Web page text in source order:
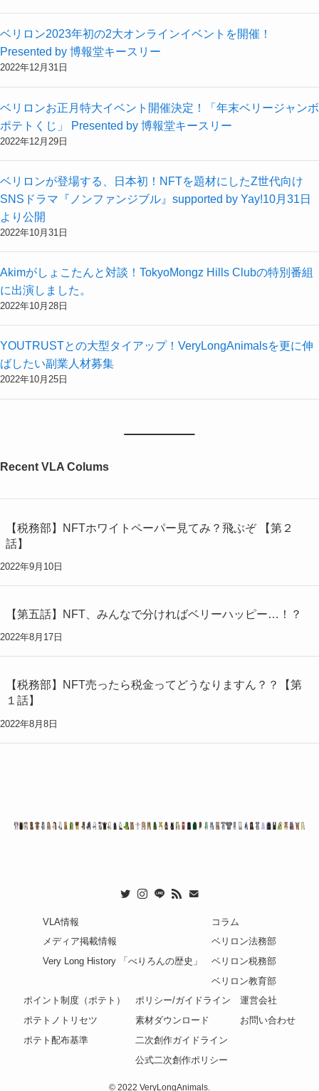
ベリロン2023年初の2大オンラインイベントを開催！
Presented by 博報堂キースリー
2022年12月31日
ベリロンお正月特大イベント開催決定！「年末ベリージャンボ
ポテトくじ」 Presented by 博報堂キースリー
2022年12月29日
ベリロンが登場する、日本初！NFTを題材にしたZ世代向け
SNSドラマ『ノンファンジブル』supported by Yay!10月31日
より公開
2022年10月31日
Akimがしょこたんと対談！TokyoMongz Hills Clubの特別番組
に出演しました。
2022年10月28日
YOUTRUSTとの大型タイアップ！VeryLongAnimalsを更に伸
ばしたい副業人材募集
2022年10月25日
Recent VLA Colums
【税務部】NFTホワイトペーパー見てみ？飛ぶぞ 【第２
話】
2022年9月10日
【第五話】NFT、みんなで分ければベリーハッピー…！？
2022年8月17日
【税務部】NFT売ったら税金ってどうなりますん？？【第
１話】
2022年8月8日
VLA情報
メディア掲載情報
Very Long History 「べりろんの歴史」
コラム
ベリロン法務部
ベリロン税務部
ベリロン教育部
ポイント制度（ポテト）
ポテトノトリセツ
ポテト配布基準
ポリシー/ガイドライン
素材ダウンロード
二次創作ガイドライン
公式二次創作ポリシー
運営会社
お問い合わせ
© 2022 VeryLongAnimals.